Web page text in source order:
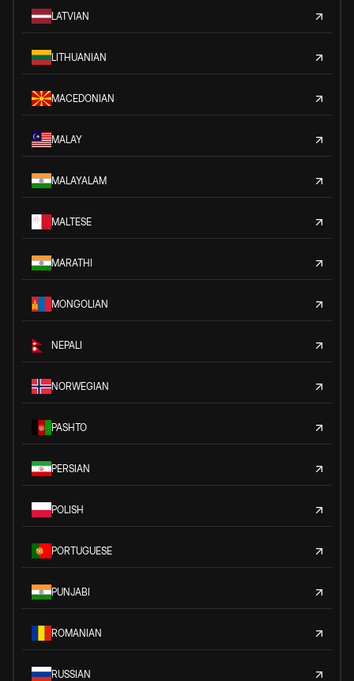
LATVIAN
LITHUANIAN
MACEDONIAN
MALAY
MALAYALAM
MALTESE
MARATHI
MONGOLIAN
NEPALI
NORWEGIAN
PASHTO
PERSIAN
POLISH
PORTUGUESE
PUNJABI
ROMANIAN
RUSSIAN